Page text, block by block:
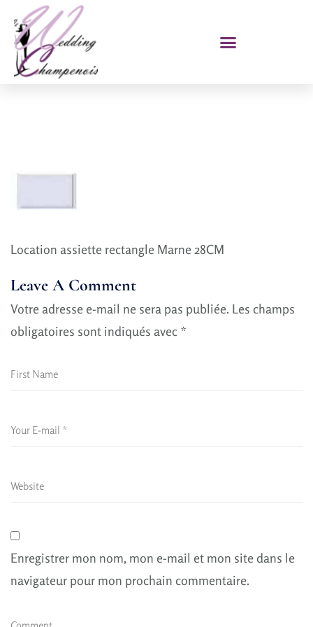
Location assiette rectangle Marne 28CM
Leave A Comment
Votre adresse e-mail ne sera pas publiée. Les champs
obligatoires sont indiqués avec *
Enregistrer mon nom, mon e-mail et mon site dans le
navigateur pour mon prochain commentaire.